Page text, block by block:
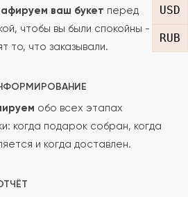
USD
RUB
после проверки.
ваш букет перед
чтобы вы были спокойны -
то, что заказывали.
обо всех этапах
когда подарок собран, когда
и когда доставлен.